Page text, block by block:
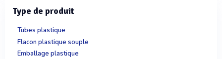
Type de produit
Tubes plastique
Flacon plastique souple
Emballage plastique